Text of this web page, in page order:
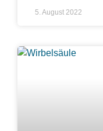
5. August 2022